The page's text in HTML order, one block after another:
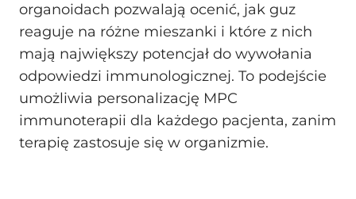
organoidach pozwalają ocenić, jak guz
reaguje na różne mieszanki i które z nich
mają największy potencjał do wywołania
odpowiedzi immunologicznej. To podejście
umożliwia personalizację MPC
immunoterapii dla każdego pacjenta, zanim
terapię zastosuje się w organizmie.